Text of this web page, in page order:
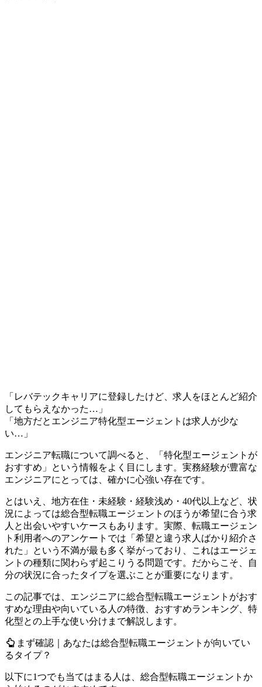
「レバテックキャリアに登録したけど、求人をほとんど紹介
してもらえなかった…」
「地方だとエンジニア特化型エージェントは求人が少な
い…」
エンジニア転職について調べると、「特化型エージェントが
おすすめ」という情報をよく目にします。実務経験が豊富な
エンジニアにとっては、確かに心強い存在です。
とはいえ、地方在住・未経験・経験浅め・40代以上など、状
況によっては総合型転職エージェントのほうが希望に合う求
人と出会いやすいケースもあります。実際、転職エージェン
ト利用者へのアンケートでは「希望と違う求人ばかり紹介さ
れた」という不満が最も多く挙がっており、これはエージェ
ントの種類に関わらず起こりうる問題です。だからこそ、自
分の状況に合ったタイプを選ぶことが重要になります。
この記事では、エンジニアに総合型転職エージェントがおす
すめな理由や向いている人の特徴、おすすめランキング、特
化型との上手な使い分けまで解説します。
まず確認｜あなたは総合型転職エージェントが向いてい
るタイプ？
以下に1つでも当てはまる人は、総合型転職エージェントか